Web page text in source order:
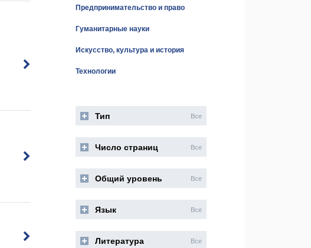
Предпринимательство и право
Гуманитарные науки
Искусство, культура и история
Технологии
Тип Все
Число страниц Все
Общий уровень Все
Язык Все
Литература Все